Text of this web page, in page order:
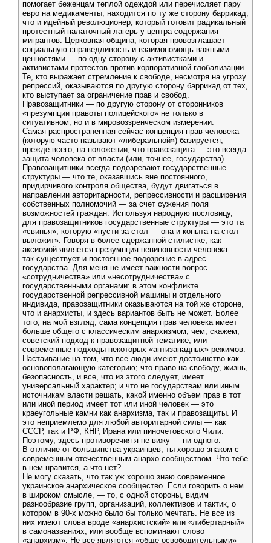
помогает беженцам теплой одеждой или перечисляет пару
евро на медикаменты, находится по ту же сторону баррикад,
что и идейный революционер, который готовит радикальный
протестный палаточный лагерь у центра содержания
мигрантов. Церковная община, которая провозглашает
социальную справедливость и взаимопомощь важными
ценностями — по одну сторону с активистками и
активистами протестов против корпоративной глобализации.
Те, кто выражает стремление к свободе, несмотря на угрозу
репрессий, оказываются по другую сторону баррикад от тех,
кто выступает за ограничение прав и свобод.
Правозащитники — по другую сторону от сторонников
«презумпции правоты полицейского» не только в
ситуативном, но и в мировоззренческом измерении.
Самая распространенная сейчас концепция прав человека
(которую часто называют «либеральной») базируется,
прежде всего, на положении, что правозащита — это всегда
защита человека от власти (или, точнее, государства).
Правозащитники всегда подозревают государственные
структуры — что те, оказавшись вне постоянного,
придирчивого контроля общества, будут двигаться в
направлении авторитарности, репрессивности и расширения
собственных полномочий — за счет сужения поля
возможностей граждан. Используя народную пословицу,
для правозащитников государственные структуры — это та
«свинья», которую «пусти за стол — она и копыта на стол
выложит». Говоря в более сдержанной стилистке, как
аксиомой является презумпция невиновности человека —
так существует и постоянное подозрение в адрес
государства. Для меня не имеет важности вопрос
«сотрудничества» или «несотрудничества» с
государственными органами: в этом конфликте
государственной репрессивной машины и отдельного
индивида, правозащитники оказываются на той же стороне,
что и анархисты, и здесь вариантов быть не может. Более
того, на мой взгляд, сама концепция прав человека имеет
больше общего с классическим анархизмом, чем, скажем,
советский подход к правозащитной тематике, или
современные подходы некоторых «антизападных» режимов.
Настаивание на том, что все люди имеют достоинство как
основополагающую категорию; что право на свободу, жизнь,
безопасность, и все, что из этого следует, имеет
универсальный характер; и что не государствам или иным
источникам власти решать, какой именно объем прав в тот
или иной период имеет тот или иной человек — это
краеугольные камни как анархизма, так и правозащиты. И
это неприемлемо для любой авторитарной силы — как
СССР, так и РФ, КНР, Ирана или пиночетовского Чили.
Поэтому, здесь противоречия я не вижу — ни одного.
В отличие от большинства украинцев, ты хорошо знаком с
современным отечественным анархо-сообществом. Что тебе
в нем нравится, а что нет?
Не могу сказать, что так уж хорошо знаю современное
украинское анархическое сообщество. Если говорить о нем
в широком смысле, — то, с одной стороны, видим
разнообразие групп, организаций, коллективов и тактик, о
котором в 90-х можно было бы только мечтать. Не все из
них имеют слова вроде «анархистский» или «либертарный»
в самоназваниях, или вообще вспоминают слово
«анархизм». Не все являются «обще-освободительными» —